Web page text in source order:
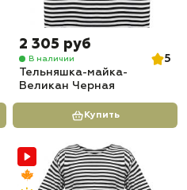
2 305 руб
В наличии
5
Тельняшка-майка-
Великан Черная
Купить